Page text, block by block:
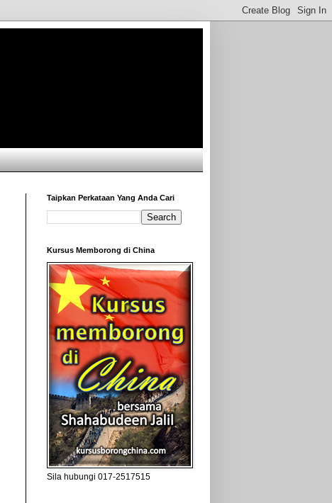
Taipkan Perkataan Yang Anda Cari
Kursus Memborong di China
Sila hubungi 017-2517515